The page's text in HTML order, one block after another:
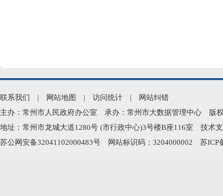
联系我们 | 网站地图 | 访问统计 |
网站纠错
主办：常州市人民政府办公室 承办：常州市大数据管理中心 版
地址：常州市龙城大道1280号 (市行政中心)3号楼B座116室 技术
苏公网安备32041102000483号 网站标识码：3204000002 苏ICP